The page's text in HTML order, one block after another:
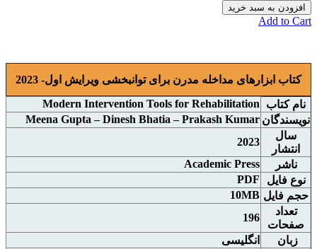
افزودن به سبد خرید
Add to Cart
کتاب ابزارهای مداخله مدرن برای توانبخشی ویرایش اول- 2023
نام کتاب
Modern Intervention Tools for Rehabilitation
نويسندگان Meena Gupta – Dinesh Bhatia – Prakash Kumar
سال
انتشار
2023
ناشر
Academic Press
نوع فايل
PDF
حجم فايل 10MB
تعداد
صفحات
196
زبان
انگلیسی